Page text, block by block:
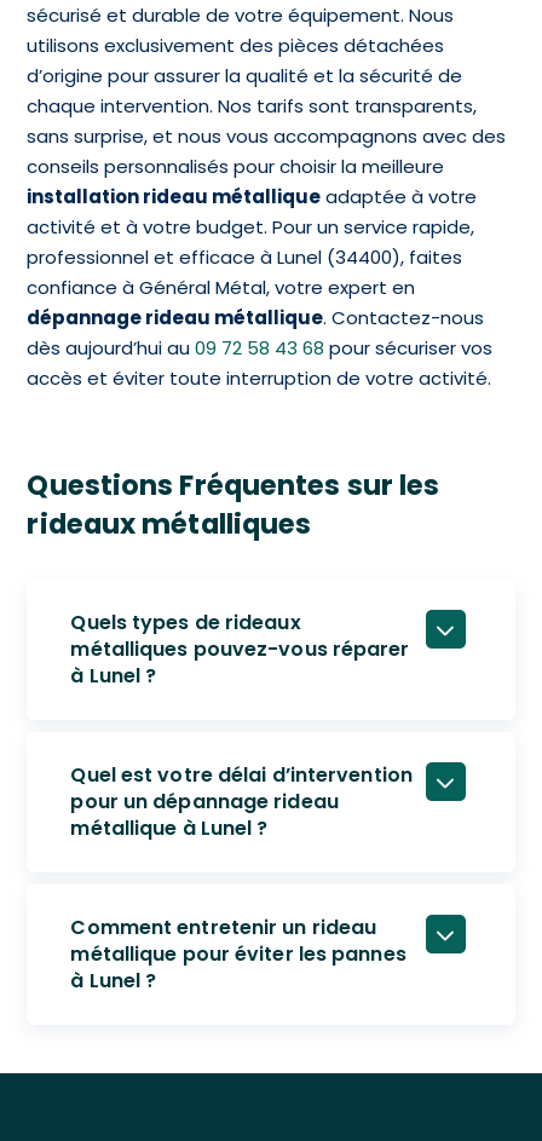
sécurisé et durable de votre équipement. Nous
utilisons exclusivement des pièces détachées
d’origine pour assurer la qualité et la sécurité de
chaque intervention. Nos tarifs sont transparents,
sans surprise, et nous vous accompagnons avec des
conseils personnalisés pour choisir la meilleure
installation rideau métalliqueadaptée à votre
activité et à votre budget. Pour un service rapide,
professionnel et efficace à Lunel (34400), faites
confiance à Général Métal, votre expert en
dépannage rideau métallique. Contactez-nous
dès aujourd’hui au09 72 58 43 68 pour sécuriser vos
accès et éviter toute interruption de votre activité.
Questions Fréquentes sur les
rideaux métalliques
Quels types de rideaux
métalliques pouvez-vous réparer
à Lunel ?
Quel est votre délai d’intervention
pour un dépannage rideau
métallique à Lunel ?
Comment entretenir un rideau
métallique pour éviter les pannes
à Lunel ?